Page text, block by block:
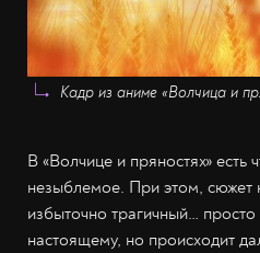
Кадр из аниме «Волчица и
В «Волчице и пряностях» есть
незыблемое. При этом, сюжет
избыточно трагичный…
настоящему, но происходит